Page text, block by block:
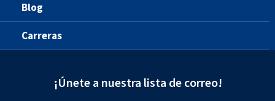
Blog
Carreras
¡Únete a nuestra lista de correo!